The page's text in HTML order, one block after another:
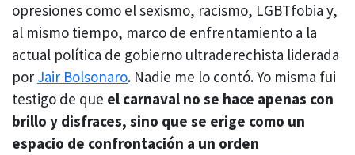
opresiones como el sexismo, racismo, LGBTfobia y,
al mismo tiempo, marco de enfrentamiento a la
actual política de gobierno ultraderechista liderada
por Jair Bolsonaro. Nadie me lo contó. Yo misma fui
testigo de que el carnaval no se hace apenas con
brillo y disfraces, sino que se erige como un
espacio de confrontación a un orden